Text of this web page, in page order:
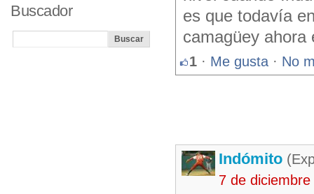
es que todavía
camagüey ahora
1 · Me gusta · No
Indómito
7 de
Buscador